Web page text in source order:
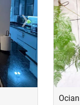
›Next ‹